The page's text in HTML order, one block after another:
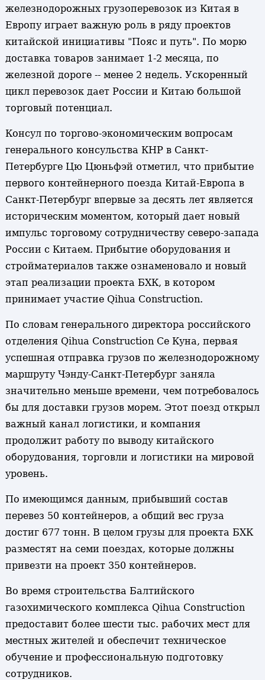
железнодорожных грузоперевозок из Китая в
Европу играет важную роль в ряду проектов
китайской инициативы "Пояс и путь". По морю
доставка товаров занимает 1-2 месяца, по
железной дороге -- менее 2 недель. Ускоренный
цикл перевозок дает России и Китаю большой
торговый потенциал.
Консул по торгово-экономическим вопросам
генерального консульства КНР в Санкт-
Петербурге Цю Цюньфэй отметил, что прибытие
первого контейнерного поезда Китай-Европа в
Санкт-Петербург впервые за десять лет является
историческим моментом, который дает новый
импульс торговому сотрудничеству северо-запада
России с Китаем. Прибытие оборудования и
стройматериалов также ознаменовало и новый
этап реализации проекта БХК, в котором
принимает участие Qihua Construction.
По словам генерального директора российского
отделения Qihua Construction Се Куна, первая
успешная отправка грузов по железнодорожному
маршруту Чэнду-Санкт-Петербург заняла
значительно меньше времени, чем потребовалось
бы для доставки грузов морем. Этот поезд открыл
важный канал логистики, и компания
продолжит работу по выводу китайского
оборудования, торговли и логистики на мировой
уровень.
По имеющимся данным, прибывший состав
перевез 50 контейнеров, а общий вес груза
достиг 677 тонн. В целом грузы для проекта БХК
разместят на семи поездах, которые должны
привезти на проект 350 контейнеров.
Во время строительства Балтийского
газохимического комплекса Qihua Construction
предоставит более шести тыс. рабочих мест для
местных жителей и обеспечит техническое
обучение и профессиональную подготовку
сотрудников.